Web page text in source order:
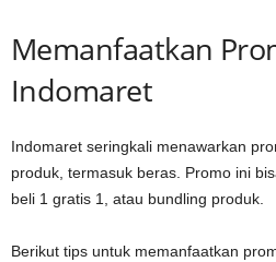
Memanfaatkan
Indomaret
Indomaret seringkali menawarkan
produk, termasuk beras. Promo ini
beli 1 gratis 1, atau bundling produk.
Berikut tips untuk memanfaatkan